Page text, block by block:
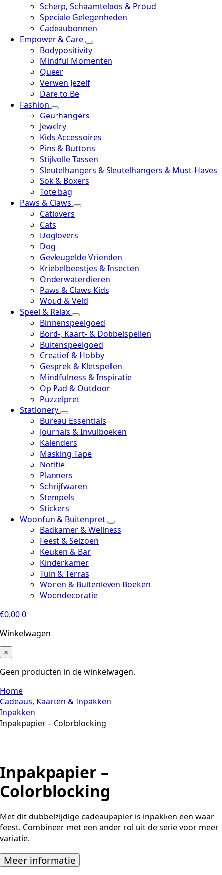
Scherp, Schaamteloos & Proud
Speciale Gelegenheden
Cadeaubonnen
Empower & Care
Bodypositivity
Mindful Momenten
Queer
Verwen Jezelf
Dare to Be
Fashion
Geurhangers
Jewelry
Kids Accessoires
Pins & Buttons
Stijlvolle Tassen
Sleutelhangers & Sleutelhangers & Must-Haves
Sok & Boxers
Tote bag
Paws & Claws
Catlovers
Cats
Doglovers
Dog
Gevleugelde Vrienden
Kriebelbeestjes & Insecten
Onderwaterdieren
Paws & Claws Kids
Woud & Veld
Speel & Relax
Binnenspeelgoed
Bord-, Kaart- & Dobbelspellen
Buitenspeelgoed
Creatief & Hobby
Gesprek & Kletspellen
Mindfulness & Inspiratie
Op Pad & Outdoor
Puzzelpret
Stationery
Bureau Essentials
Journals & Invulboeken
Kalenders
Masking Tape
Notitie
Planners
Schrijfwaren
Stempels
Stickers
Woonfun & Buitenpret
Badkamer & Wellness
Feest & Seizoen
Keuken & Bar
Kinderkamer
Tuin & Terras
Wonen & Buitenleven Boeken
Woondecoratie
€0.000
Winkelwagen
×
Geen producten in de winkelwagen.
Home
Cadeaus, Kaarten & Inpakken
Inpakken
Inpakpapier – Colorblocking
Inpakpapier –
Colorblocking
Met dit dubbelzijdige cadeaupapier is inpakken een waar
feest. Combineer met een ander rol uit de serie voor meer
variatie.
Meer informatie